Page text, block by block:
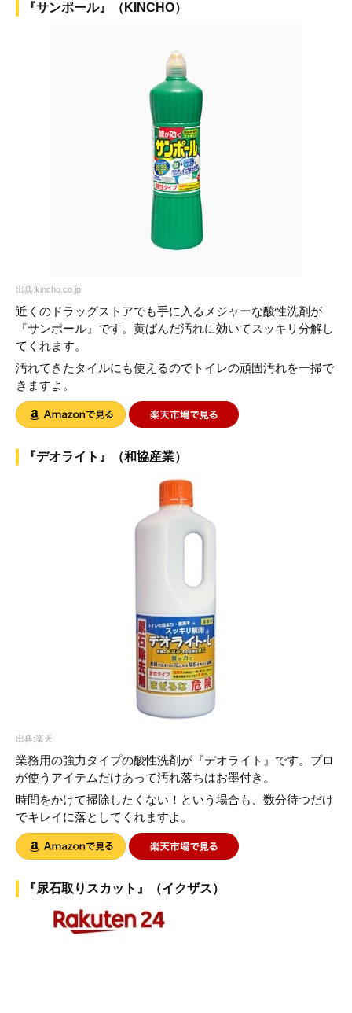
『サンポール』（KINCHO）
出典:kincho.co.jp
近くのドラッグストアでも手に入るメジャーな酸性洗剤が
『サンポール』です。黄ばんだ汚れに効いてスッキリ分解し
てくれます。
汚れてきたタイルにも使えるのでトイレの頑固汚れを一掃で
きますよ。
『デオライト』（和協産業）
出典:楽天
業務用の強力タイプの酸性洗剤が『デオライト』です。プロ
が使うアイテムだけあって汚れ落ちはお墨付き。
時間をかけて掃除したくない！という場合も、数分待つだけ
でキレイに落としてくれますよ。
『尿石取りスカット』（イクザス）